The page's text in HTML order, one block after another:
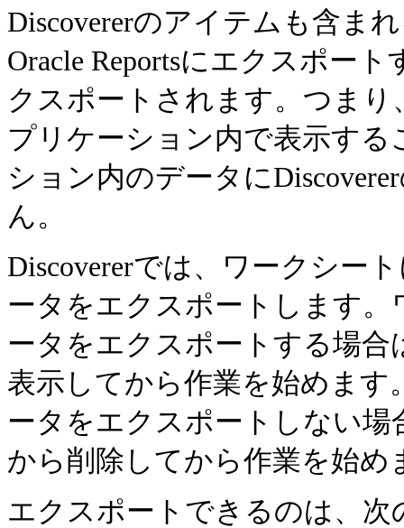
Discovererのアイテムも含ま
Oracle Reportsにエクスポー
クスポートされます。つま
プリケーション内で表示す
ション内のデータに
ん。
Discovererでは、ワークシー
ータをエクスポートします
ータをエクスポートする場
表示してから作業を始めま
ータをエクスポートしない
から削除してから作業を始め
エクスポートできるのは、次